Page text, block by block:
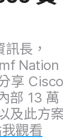
長，​
Nation
享 Cisco
部 13 萬​
及​此​方
觀​看​